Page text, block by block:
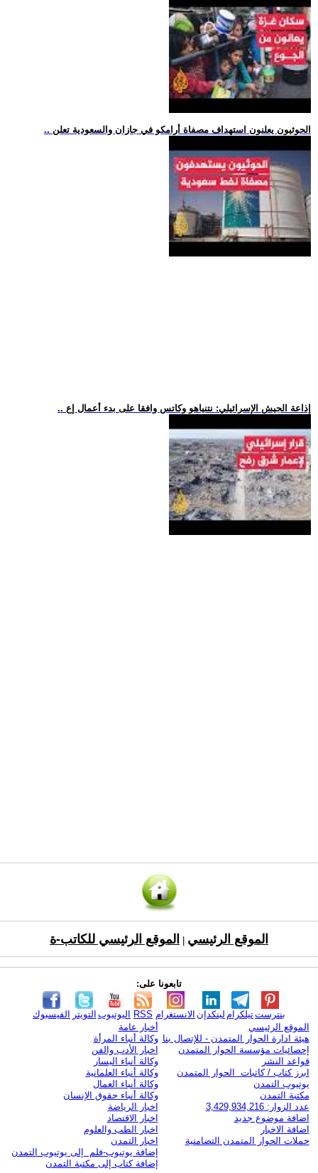
.. الحوثيون يعلنون استهداف مصفاة أرامكو في جازان والسعودية تعلن
.. إذاعة الجيش الإسرائيلي: نتنياهو وكاتس وافقا على بدء أعمال إع
الموقع الرئيسي الموقع الرئيسي للكاتب-ة
تابعونا على:
الفيسبوك التويتر اليوتيوب RSS الانستغرام لينكدإن تيلكرامبنترست
الموقع الرئيسي
هيئة ادارة الحوار المتمدن - للإتصال بنا
إحصائيات مؤسسة الحوار المتمدن
قواعد النشر
ابرز كتاب / كاتبات الحوار المتمدن
يوتيوب التمدن
مكتبة التمدن
عدد الزوار: 3,429,934,216
اضافة موضوع جديد
اضافة الاخبار
حملات الحوار المتمدن التضامنية
أخبار عامة
وكالة أنباء المرأة
اخبار الأدب والفن
وكالة أنباء اليسار
وكالة أنباء العلمانية
وكالة أنباء العمال
وكالة أنباء حقوق الإنسان
اخبار الرياضة
اخبار الاقتصاد
اخبار الطب والعلوم
اخبار التمدن
إضافة يوتيوب-فلم إلى يوتيوب التمدن
إضافة كتاب إلى مكتبة التمدن